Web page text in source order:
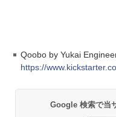
Qoobo by Yukai
https://
Google 検索で当